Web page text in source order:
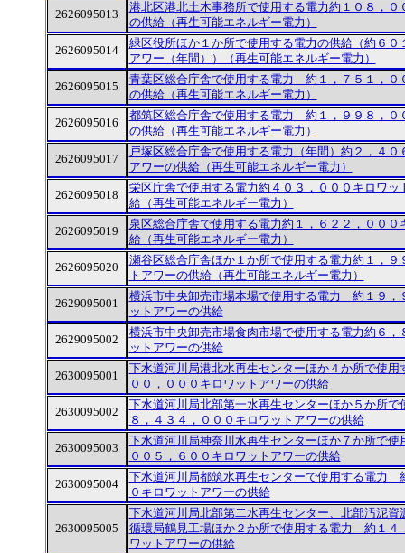
2626095013
港北区港北土木事務所で使用する電力約１０８，０
の供給（再生可能エネルギー電力）
2626095014
緑区役所ほか１か所で使用する電力の供給（約６０
アワー（年間））（再生可能エネルギー電力）
2626095015
青葉区総合庁舎で使用する電力 約１，７５１，０
の供給（再生可能エネルギー電力）
2626095016
都筑区総合庁舎で使用する電力 約１，９９８，０
の供給（再生可能エネルギー電力）
2626095017
戸塚区総合庁舎で使用する電力（年間）約２，４０
アワーの供給（再生可能エネルギー電力）
2626095018
栄区庁舎で使用する電力約４０３，０００キロワッ
給（再生可能エネルギー電力）
2626095019
泉区総合庁舎で使用する電力約１，６２２，０００
給（再生可能エネルギー電力）
2626095020
瀬谷区総合庁舎ほか１か所で使用する電力約１，９
トアワーの供給（再生可能エネルギー電力）
2629095001
横浜市中央卸売市場本場で使用する電力 約１９，
ットアワーの供給
2629095002
横浜市中央卸売市場食肉市場で使用する電力約６，
ットアワーの供給
2630095001
下水道河川局港北水再生センターほか４か所で使
００，０００キロワットアワーの供給
2630095002
下水道河川局北部第一水再生センターほか５か所
８，４３４，０００キロワットアワーの供給
2630095003
下水道河川局神奈川水再生センターほか７か所で
００５，６００キロワットアワーの供給
2630095004
下水道河川局都筑水再生センターで使用する電力
０キロワットアワーの供給
2630095005
下水道河川局北部第二水再生センター、北部汚泥
循環局鶴見工場ほか２か所で使用する電力 約１４
ワットアワーの供給